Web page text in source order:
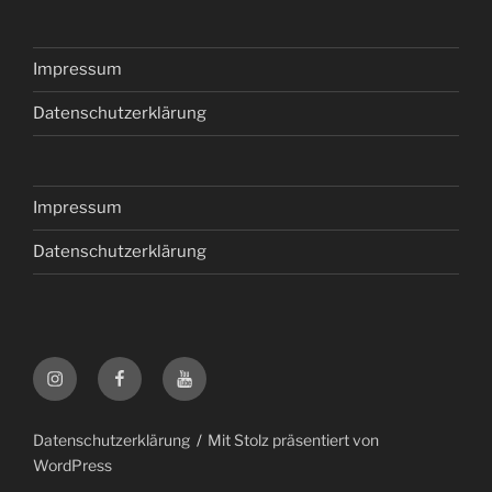
Impressum
Datenschutzerklärung
Impressum
Datenschutzerklärung
InstagramFacebookYouTube
Datenschutzerklärung
Mit Stolz präsentiert von
WordPress